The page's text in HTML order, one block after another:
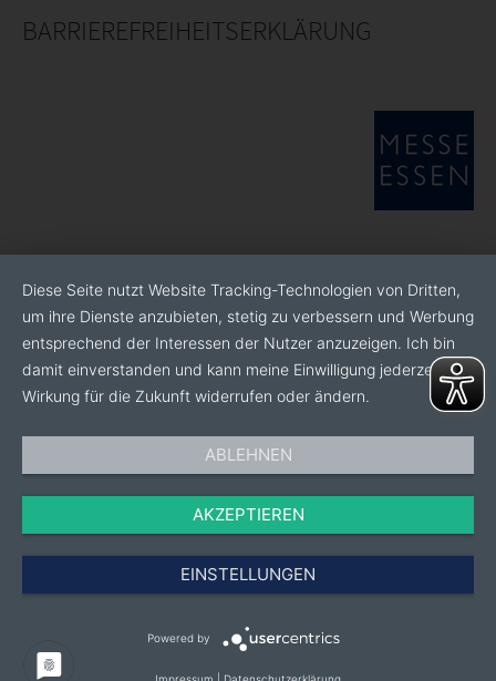
BARRIEREFREIHEITSERKLÄRUNG
Diese Seite nutzt Website Tracking-Technologien von Dritten,
um ihre Dienste anzubieten, stetig zu verbessern und Werbung
entsprechend der Interessen der Nutzer anzuzeigen. Ich bin
damit einverstanden und kann meine Einwilligung jederzeit mit
Wirkung für die Zukunft widerrufen oder ändern.
ABLEHNEN
AKZEPTIEREN
EINSTELLUNGEN
Powered by